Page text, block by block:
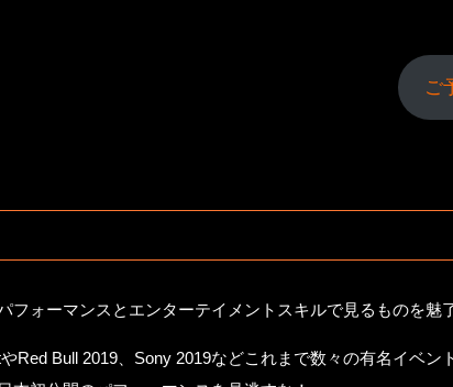
ご
フォーマンスとエンターテイメントスキルで見るものを魅
Red Bull 2019、Sony 2019などこれまで数々の有名イベ